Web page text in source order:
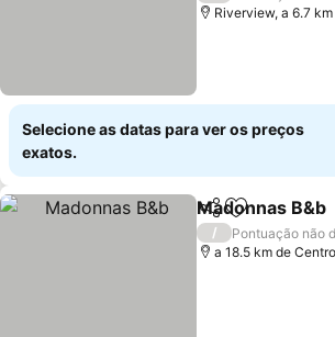
Riverview, a 6.7
Selecione as datas para ver os preços
exatos.
PartilharAdicionar
Madonnas B&b
/
Pontuação não
a 18.5 km de